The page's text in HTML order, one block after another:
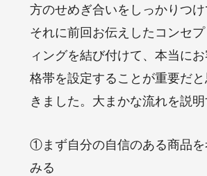
方のせめぎ合いをしっかりつけ
それに前回お伝えしたコンセ
ィングを結び付けて、本当に
格帯を設定することが重要だ
きました。大まかな流れを説明
①まず自分の自信のある商品を
みる